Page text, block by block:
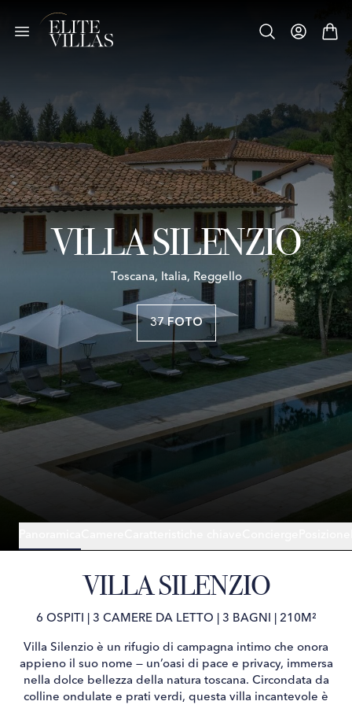
VILLA SILENZIO
Toscana, Italia, Reggello
37 FOTO
VILLA SILENZIO
6 OSPITI 3 CAMERE DA LETTO 3 BAGNI 210M²
Villa Silenzio è un rifugio di campagna intimo che onora
appieno il suo nome — un’oasi di pace e privacy, immersa
nella dolce bellezza della natura toscana. Circondata da
colline ondulate e prati verdi, questa villa incantevole è